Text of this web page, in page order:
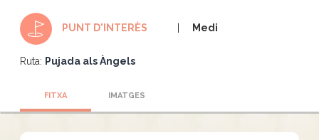
PUNT D'INTERÈS Medi
Ruta: Pujada als Àngels
FITXA IMATGES